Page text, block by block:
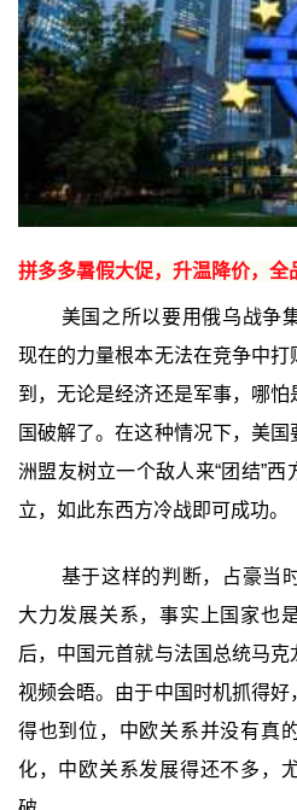
拼多多暑假大促，升温降价，
美国之所以要用俄乌战争
现在的力量根本无法在竞争中
到，无论是经济还是军事，哪
国破解了。在这种情况下，美
洲盟友树立一个敌人来“团结”
立，如此东西方冷战即可成功。
基于这样的判断，占豪当
大力发展关系，事实上国家也
后，中国元首就与法国总统马
视频会晤。由于中国时机抓得
得也到位，中欧关系并没有真
化，中欧关系发展得还不多，